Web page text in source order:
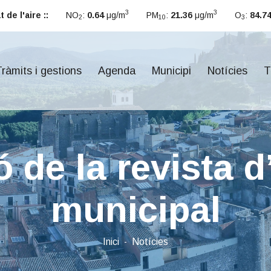
de l'aire :: NO2: 0.64μg/m3 PM10: 21.36 μg/m3 O3: 84.74
i gestions Agenda Municipi Notícies
de la revista
municipal
Inici Notícies